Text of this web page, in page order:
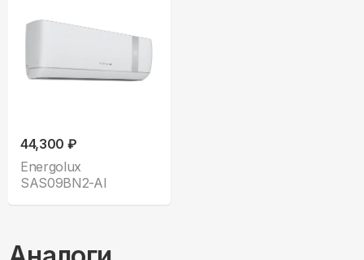
44,300 ₽
Energolux
SAS09BN2-AI